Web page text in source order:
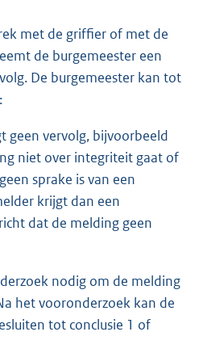
met de griffier of met de
de burgemeester een
De burgemeester kan tot
geen vervolg, bijvoorbeeld
niet over integriteit gaat of
sprake is van een
krijgt dan een
dat de melding geen
nodig om de melding
het vooronderzoek kan de
tot conclusie 1 of